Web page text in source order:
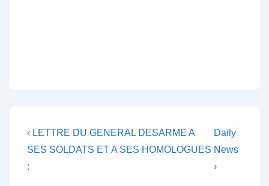
Navigation
de
l’article
Previous
Post
is
‹ LETTRE DU GENERAL DESARME A
SES SOLDATS ET A SES HOMOLOGUES
:
Next
Post
is
Daily
News
›